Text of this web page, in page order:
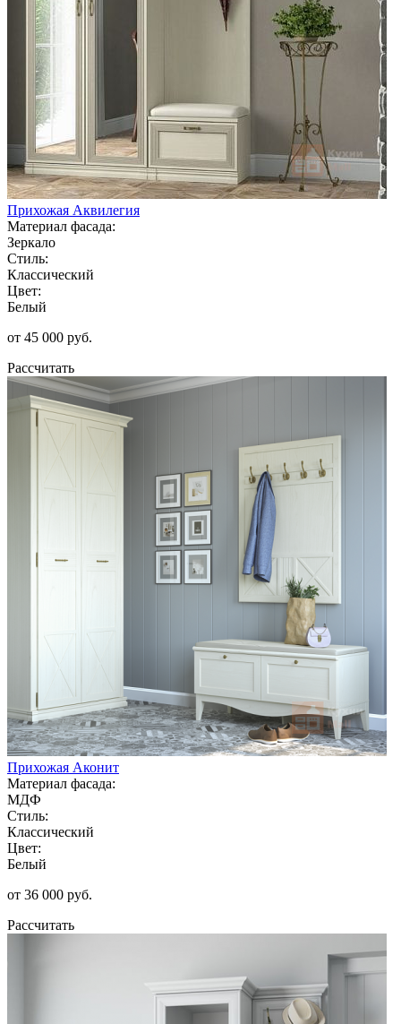
Прихожая Аквилегия
Материал фасада:
Зеркало
Стиль:
Классический
Цвет:
Белый
от 45 000 руб.
Рассчитать
Прихожая Аконит
Материал фасада:
МДФ
Стиль:
Классический
Цвет:
Белый
от 36 000 руб.
Рассчитать